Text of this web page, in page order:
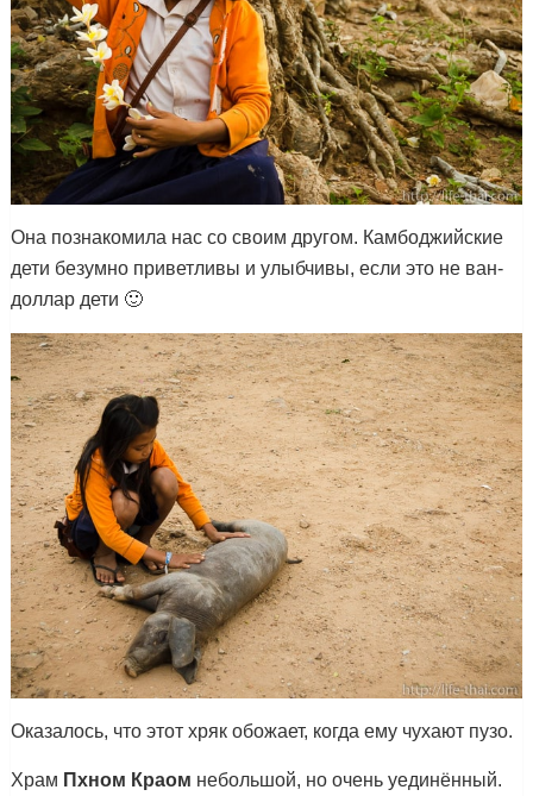
Она познакомила нас со своим другом. Камбоджийские
дети безумно приветливы и улыбчивы, если это не ван-
доллар дети 🙂
Оказалось, что этот хряк обожает, когда ему чухают пузо.
Храм Пхном Краом небольшой, но очень уединённый.